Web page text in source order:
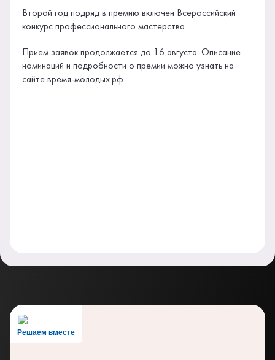
Второй год подряд в премию включен Всероссийский
конкурс профессионального мастерства.
Прием заявок продолжается до 16 августа. Описание
номинаций и подробности о премии можно узнать на
сайте время-молодых.рф.
Решаем вместе